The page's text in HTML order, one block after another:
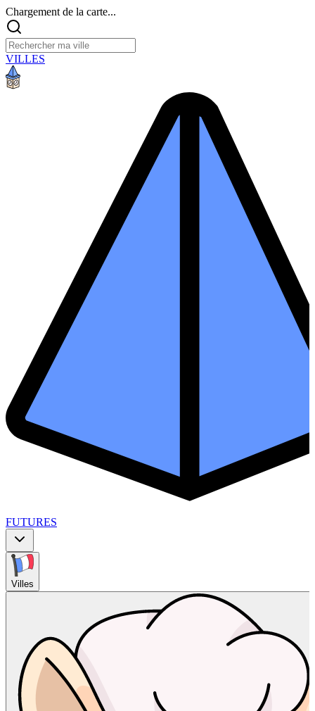
Chargement de la carte...
VILLES
FUTURES
Villes